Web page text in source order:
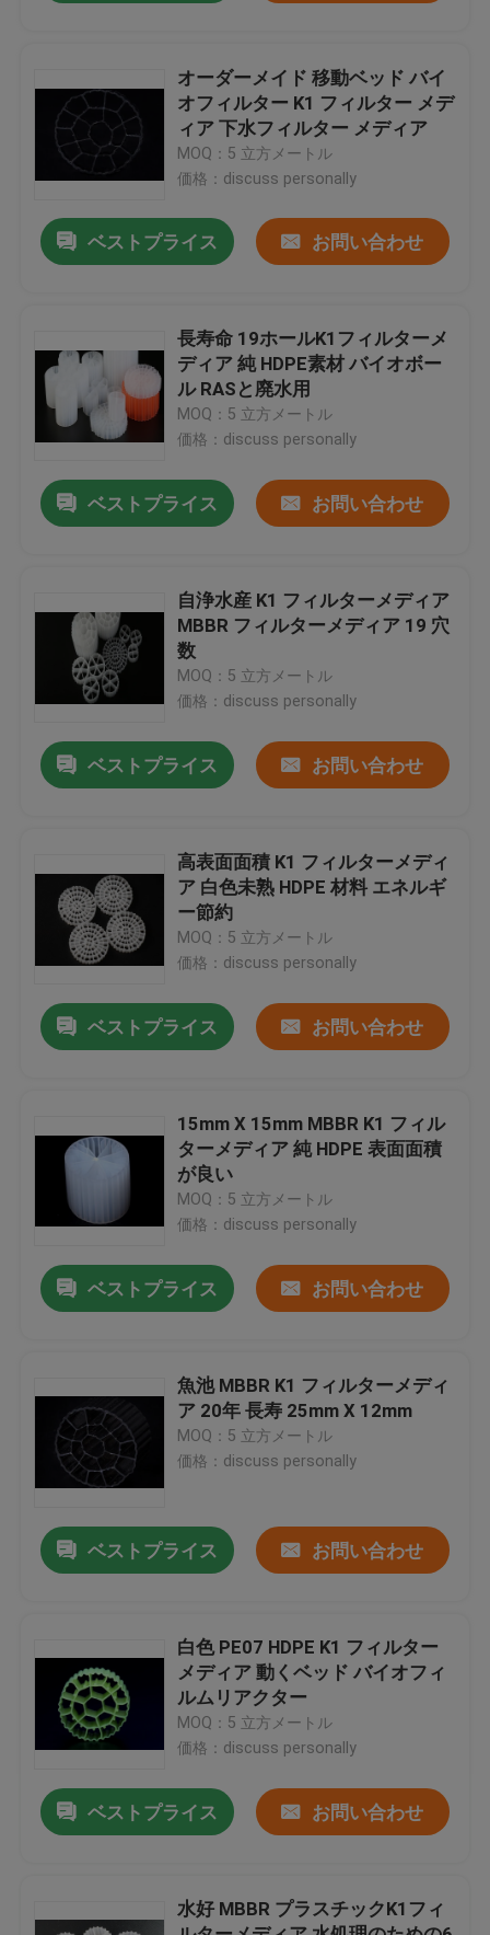
家
私達について
品質管理
私達に連絡しなさい
ブログ
引用を要求しなさい
MBBRの生物媒体
オーダーメイド 移動ベッド バイ
オフィルター K1 フィルター メデ
ィア 下水フィルター メディア
MOQ：5 立方メートル
価格：discuss personally
ベストプライス お問い合わせ
長寿命 19ホールK1フィルターメ
ディア 純 HDPE素材 バイオボー
ル RASと廃水用
MOQ：5 立方メートル
価格：discuss personally
ベストプライス お問い合わせ
自浄水産 K1 フィルターメディア
MBBR フィルターメディア 19 穴
数
MOQ：5 立方メートル
価格：discuss personally
ベストプライス お問い合わせ
高表面面積 K1 フィルターメディ
ア 白色未熟 HDPE 材料 エネルギ
ー節約
MOQ：5 立方メートル
価格：discuss personally
ベストプライス お問い合わせ
15mm X 15mm MBBR K1 フィル
ターメディア 純 HDPE 表面面積
が良い
MOQ：5 立方メートル
価格：discuss personally
ベストプライス お問い合わせ
魚池 MBBR K1 フィルターメディ
ア 20年 長寿 25mm X 12mm
MOQ：5 立方メートル
価格：discuss personally
ベストプライス お問い合わせ
白色 PE07 HDPE K1 フィルター
メディア 動くベッド バイオフィ
ルムリアクター
MOQ：5 立方メートル
価格：discuss personally
ベストプライス お問い合わせ
水好 MBBR プラスチックK1フィ